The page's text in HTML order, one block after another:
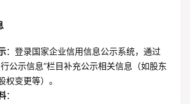
：登录国家企业信用信息公示系统，通过
公示信息”栏目补充公示相关信息（如股东
权变更等）。
：